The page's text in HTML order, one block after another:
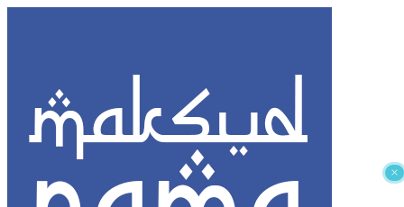
×